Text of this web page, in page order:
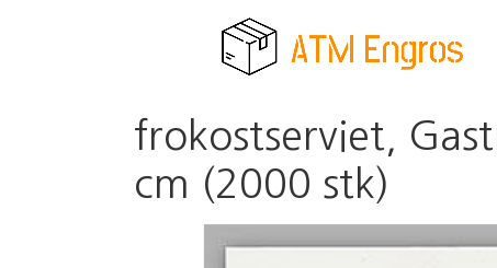
frokostserviet,
cm (2000 stk)